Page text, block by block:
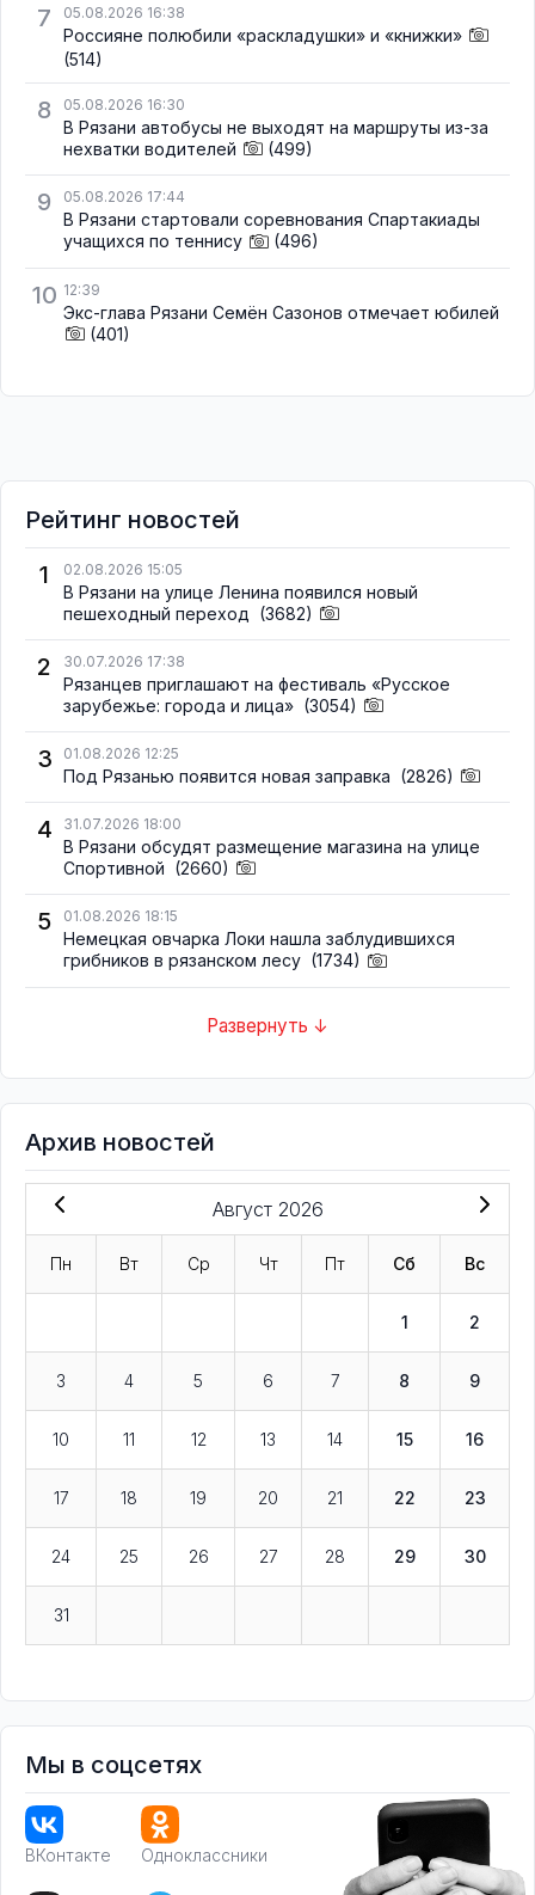
7 05.08.2026 16:38
Россияне полюбили «раскладушки» и «книжки»
(514)
8 05.08.2026 16:30
В Рязани автобусы не выходят на маршруты из-за
нехватки водителей
(499)
9 05.08.2026 17:44
В Рязани стартовали соревнования Спартакиады
учащихся по теннису
(496)
10 12:39
Экс-глава Рязани Семён Сазонов отмечает юбилей
(401)
Рейтинг новостей
1
02.08.2026 15:05
В Рязани на улице Ленина появился новый
пешеходный переход (3682)
2 30.07.2026 17:38
Рязанцев приглашают на фестиваль «Русское
зарубежье: города и лица» (3054)
3 01.08.2026 12:25
Под Рязанью появится новая заправка (2826)
4 31.07.2026 18:00
В Рязани обсудят размещение магазина на улице
Спортивной (2660)
5 01.08.2026 18:15
Немецкая овчарка Локи нашла заблудившихся
грибников в рязанском лесу (1734)
Развернуть ↓
Архив новостей
Август 2026
Пн Вт Ср Чт Пт Сб Вс
1 2
3 4 5 6 7 8 9
10 11 12 13 14 15 16
17 18 19 20 21 22 23
24 25 26 27 28 29 30
31
Мы в соцсетях
ВКонтакте Одноклассники